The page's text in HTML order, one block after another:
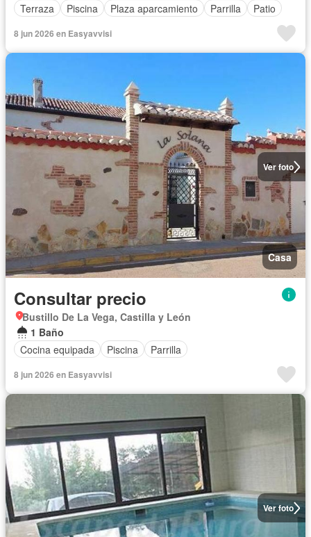
Terraza
Piscina Plaza aparcamiento Parrilla Patio
8 jun 2026 en Easyavvisi
Ver foto
Casa
Consultar precio
Bustillo De La Vega, Castilla y León
1 Baño
Cocina equipada
Piscina Parrilla
8 jun 2026 en Easyavvisi
Ver foto